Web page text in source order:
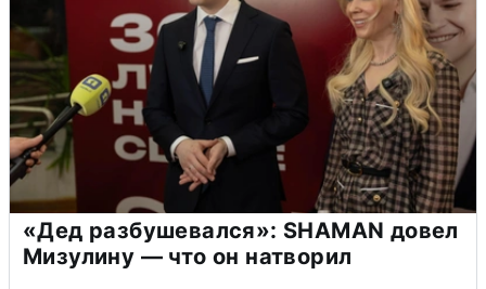
«Дед разбушевался»: SHAMAN довел
Мизулину — что он натворил